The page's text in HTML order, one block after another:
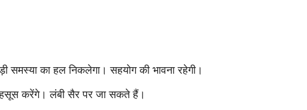
समस्या का हल निकलेगा। सहयोग की भावना रहेगी।
करेंगे। लंबी सैर पर जा सकते हैं।